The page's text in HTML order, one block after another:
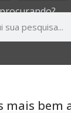
mais bem